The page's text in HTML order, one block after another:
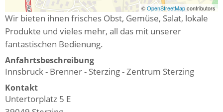
©OpenStreetMapcontributors
Wir bieten ihnen frisches Obst, Gemüse, Salat, lokale
Produkte und vieles mehr, all das mit unserer
fantastischen Bedienung.
Anfahrtsbeschreibung
Innsbruck - Brenner - Sterzing - Zentrum Sterzing
Kontakt
Untertorplatz 5 E